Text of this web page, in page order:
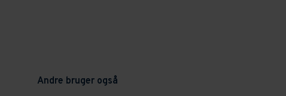
Andre bruger også